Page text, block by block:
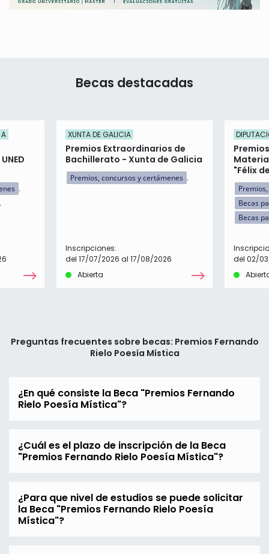
Becas destacadas
XUNTA DE GALICIA
Premios Extraordinarios de
Bachillerato - Xunta de Galicia
Premios, concursos y certámenes
Inscripciones:
del 17/07/2026 al 17/08/2026
Abierta
"Félix
Becas
Becas
del 02/
Preguntas frecuentes sobre becas: Premios Fernando
Rielo Poesía Mística
¿En qué consiste la Beca "Premios Fernando
Rielo Poesía Mística"?
¿Cuál es el plazo de inscripción de la Beca
"Premios Fernando Rielo Poesía Mística"?
¿Para que nivel de estudios se puede solicitar
la Beca "Premios Fernando Rielo Poesía
Mística"?